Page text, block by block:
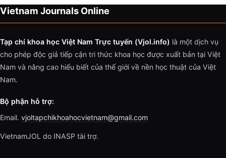
Vietnam Journals Online
Tạp chí khoa học Việt Nam Trực tuyến (Vjol.info) là một dịch vụ
cho phép độc giả tiếp cận tri thức khoa học được xuất bản tại Việt
Nam và nâng cao hiểu biết của thế giới về nền học thuật của Việt
Nam.
Bộ phận hỗ trợ:
Email. vjoltapchikhoahocvietnam@gmail.com
VietnamJOL do INASP tài trợ.